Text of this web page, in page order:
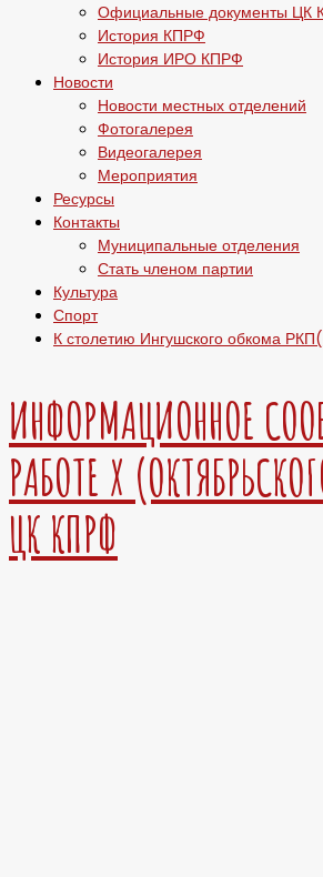
Официальные документы ЦК
История КПРФ
История ИРО КПРФ
Новости
Новости местных отделений
Фотогалерея
Видеогалерея
Мероприятия
Ресурсы
Контакты
Муниципальные отделения
Стать членом партии
Культура
Спорт
К столетию Ингушского обкома
ИНФОРМАЦИОННОЕ
РАБОТЕ Х
ЦК КПРФ